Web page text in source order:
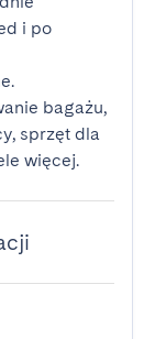
i po
bagażu,
sprzęt dla
więcej.